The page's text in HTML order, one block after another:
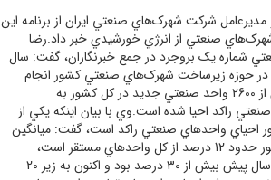
شرکت شهرک‌هاي صنعتي ايران از برنامه اين
50 درصد برق شهرک‌هاي صنعتي از انرژي خورشيدي خبر داد.رضا
شماره يک بروجرد در جمع خبرنگاران، گفت: سال
در حوزه زيرساخت شهرک‌هاي صنعتي کشور انجام
شده که اين منجر به اين شد که بيش از 2600 واحد صنعتي جديد در کل کشور به
رسيد و بالغ بر 1000 واحد صنعتي راکد احيا شده است.وي با بيان اينکه يکي از
احياي واحدهاي صنعتي راکد است، گفت: ميانگين
واحدهاي راکد شهرک‌هاي صنعتي کشور حدود 12 درصد از کل واحدهاي مستقر است،
درحالي که اين رقم در لرستان تا چند سال پيش بيش از 30 درصد بود و اکنون به زير 20